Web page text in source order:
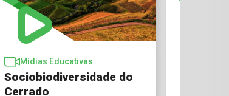
Mídias Educativas
Sociobiodiversidade do
Cerrado